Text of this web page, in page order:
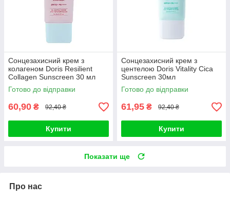
Сонцезахисний крем з
колагеном Doris Resilient
Collagen Sunscreen 30 мл
Готово до відправки
60,90 ₴ 92,40 ₴
Купити
Сонцезахисний крем з
центелою Doris Vitality Cica
Sunscreen 30мл
Готово до відправки
61,95 ₴ 92,40 ₴
Купити
Показати ще
Про нас